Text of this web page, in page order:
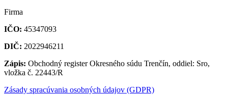
Firma
IČO: 45347093
DIČ: 2022946211
Zápis: Obchodný register Okresného súdu Trenčín, oddiel: Sro,
vložka č. 22443/R
Zásady spracúvania osobných údajov (GDPR)